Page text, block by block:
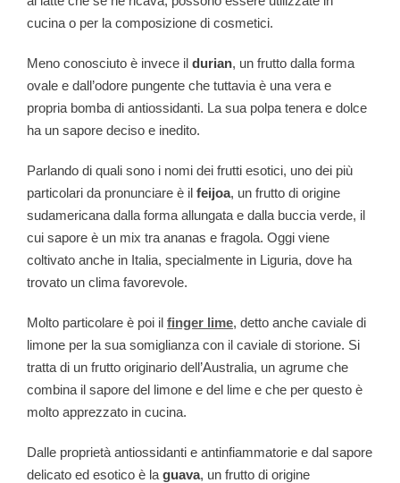
cucina o per la composizione di cosmetici.
Meno conosciuto è invece il durian, un frutto dalla forma
ovale e dall’odore pungente che tuttavia è una vera e
propria bomba di antiossidanti. La sua polpa tenera e dolce
ha un sapore deciso e inedito.
Parlando di quali sono i nomi dei frutti esotici, uno dei più
particolari da pronunciare è il feijoa, un frutto di origine
sudamericana dalla forma allungata e dalla buccia verde, il
cui sapore è un mix tra ananas e fragola. Oggi viene
coltivato anche in Italia, specialmente in Liguria, dove ha
trovato un clima favorevole.
Molto particolare è poi il finger lime, detto anche caviale di
limone per la sua somiglianza con il caviale di storione. Si
tratta di un frutto originario dell’Australia, un agrume che
combina il sapore del limone e del lime e che per questo è
molto apprezzato in cucina.
Dalle proprietà antiossidanti e antinfiammatorie e dal sapore
delicato ed esotico è la guava, un frutto di origine